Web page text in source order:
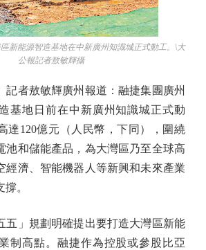
能源智造基地在中新廣州知識城正式動工。\大
公報記者敖敏輝攝
者敖敏輝廣州報道：融捷集團廣州
基地日前在中新廣州知識城正式動
達120億元（人民幣，下同），圍繞
池和儲能產品，為大灣區乃至全球高
經濟、智能機器人等新興和未來產業
。
」規劃明確提出要打造大灣區新能
制高點。融捷作為控股或參股比亞